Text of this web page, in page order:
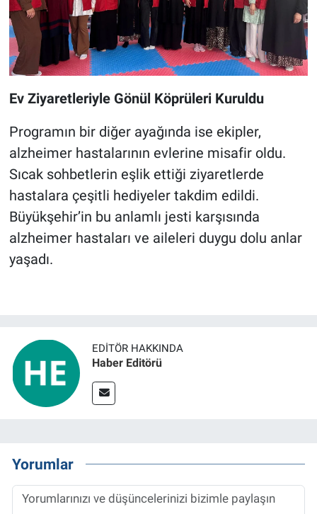
Ev Ziyaretleriyle Gönül Köprüleri Kuruldu
Programın bir diğer ayağında ise ekipler,
alzheimer hastalarının evlerine misafir oldu.
Sıcak sohbetlerin eşlik ettiği ziyaretlerde
hastalara çeşitli hediyeler takdim edildi.
Büyükşehir’in bu anlamlı jesti karşısında
alzheimer hastaları ve aileleri duygu dolu anlar
yaşadı.
EDITÖR HAKKINDA
Haber Editörü
Yorumlar